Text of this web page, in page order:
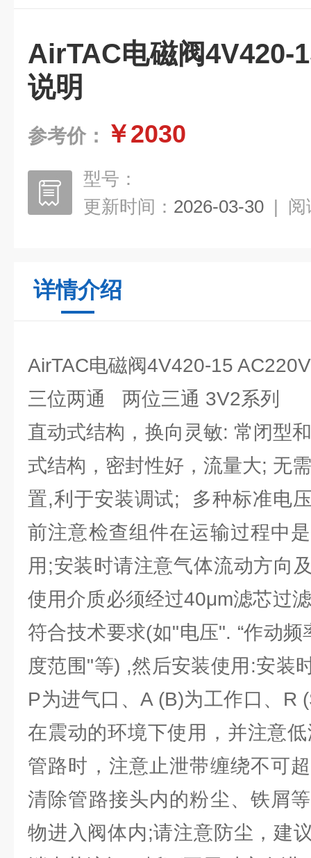
AirTAC电磁阀4V420-
说明
参考价： ￥2030
型号：
更新时间： 2026-03-30 | 阅
详情介绍
AirTAC电磁阀4V420-15
三位两通 两位三通 3V2系列
直动式结构，换向灵敏: 常闭型
式结构，密封性好，流量大; 无
置,利于安装调试; 多种标准电
前注意检查组件在运输过程中
用;安装时请注意气体流动方向
使用介质必须经过40μm滤芯过
符合技术要求(如"电压". “作动频
度范围"等) ,然后安装使用:安装
P为进气口、A (B)为工作口、R
在震动的环境下使用，并注意
管路时，注意止泄带缠绕不可
清除管路接头内的粉尘、铁屑
物进入阀体内;请注意防尘，建